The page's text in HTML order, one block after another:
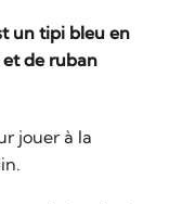
un tipi bleu en
de ruban
jouer à la